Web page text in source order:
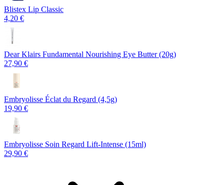
Blistex Lip Classic
4,20 €
Dear Klairs Fundamental Nourishing Eye Butter (20g)
27,90 €
Embryolisse Éclat du Regard (4,5g)
19,90 €
Embryolisse Soin Regard Lift-Intense (15ml)
29,90 €